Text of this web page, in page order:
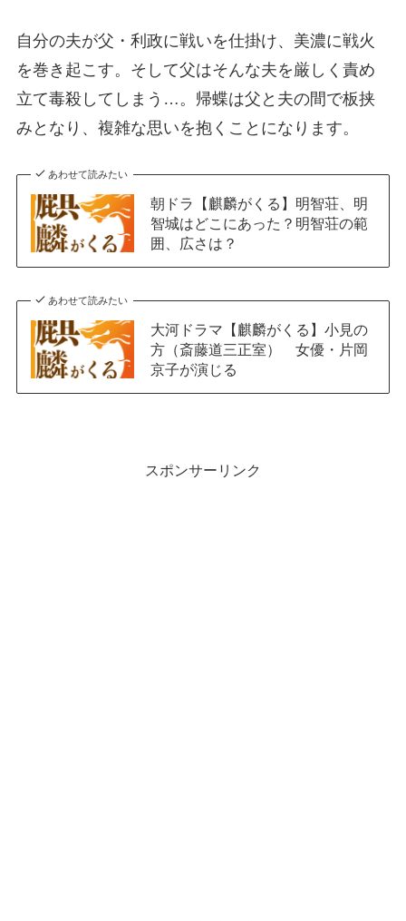
自分の夫が父・利政に戦いを仕掛け、美濃に戦火
を巻き起こす。そして父はそんな夫を厳しく責め
立て毒殺してしまう…。帰蝶は父と夫の間で板挟
みとなり、複雑な思いを抱くことになります。
あわせて読みたい
朝ドラ【麒麟がくる】明智荘、明
智城はどこにあった？明智荘の範
囲、広さは？
あわせて読みたい
大河ドラマ【麒麟がくる】小見の
方（斎藤道三正室） 女優・片岡
京子が演じる
スポンサーリンク